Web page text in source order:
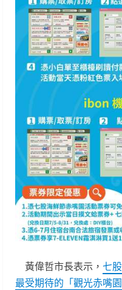
黃偉哲市長表示， 七
最受期待的「觀光赤嘴